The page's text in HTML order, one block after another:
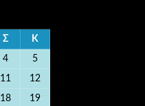
Σ Κ
4 5
11 12
18 19